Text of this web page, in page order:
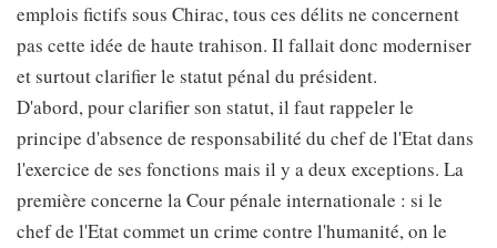
emplois fictifs sous Chirac, tous ces délits ne concernent
pas cette idée de haute trahison. Il fallait donc moderniser
et surtout clarifier le statut pénal du président.
D'abord, pour clarifier son statut, il faut rappeler le
principe d'absence de responsabilité du chef de l'Etat dans
l'exercice de ses fonctions mais il y a deux exceptions. La
première concerne la Cour pénale internationale : si le
chef de l'Etat commet un crime contre l'humanité, on le